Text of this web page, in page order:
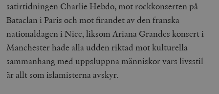
satirtidningen Charlie Hebdo, mot rockkonserten på
Bataclan i Paris och mot firandet av den franska
nationaldagen i Nice, liksom Ariana Grandes konsert i
Manchester hade alla udden riktad mot kulturella
sammanhang med uppsluppna människor vars livsstil
är allt som islamisterna avskyr.